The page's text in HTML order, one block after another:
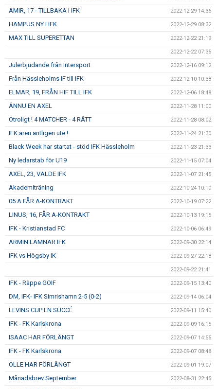
AMIR, 17 - TILLBAKA I IFK 2022-12-29 14:36
HAMPUS NY I IFK 2022-12-29 08:32
MAX TILL SUPERETTAN 2022-12-22 21:19
2022-12-22 07:35
Julerbjudande från Intersport 2022-12-16 09:12
Från Hässleholms IF till IFK 2022-12-10 10:38
ELMAR, 19, FRÅN HIF TILL IFK 2022-12-06 18:48
ÄNNU EN AXEL 2022-11-28 11:00
Otroligt ! 4 MATCHER - 4 RÄTT 2022-11-28 08:02
IFK:aren äntligen ute ! 2022-11-24 21:30
Black Week har startat - stöd IFK Hässleholm 2022-11-23 21:33
Ny ledarstab för U19 2022-11-15 07:04
AXEL, 23, VALDE IFK 2022-11-07 21:45
Akademiträning 2022-10-24 10:10
05:A FÅR A-KONTRAKT 2022-10-19 07:22
LINUS, 16, FÅR A-KONTRAKT 2022-10-13 19:15
IFK - Kristianstad FC 2022-10-06 06:49
ARMIN LÄMNAR IFK 2022-09-30 22:14
IFK vs Högsby IK 2022-09-27 22:18
2022-09-22 21:41
IFK - Räppe GOIF 2022-09-15 13:40
DM, IFK- IFK Simrishamn 2-5 (0-2) 2022-09-14 06:04
LEVINS CUP EN SUCCÉ 2022-09-11 15:40
IFK - FK Karlskrona 2022-09-09 16:15
ISAAC HAR FÖRLÄNGT 2022-09-07 14:55
IFK - FK Karlskrona 2022-09-07 08:48
OLLE HAR FÖRLÄNGT 2022-09-01 19:07
Månadsbrev September 2022-08-31 22:45